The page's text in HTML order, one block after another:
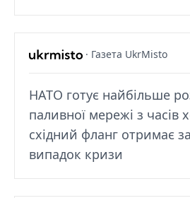
· Газета UkrMisto
НАТО готує найбільше
паливної мережі з часів
східний фланг отримає
випадок кризи